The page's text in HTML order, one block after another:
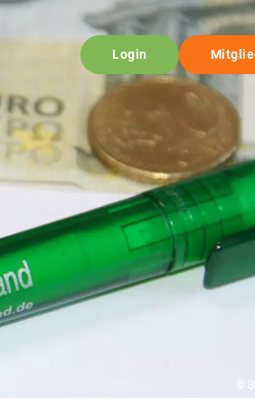
Login
©